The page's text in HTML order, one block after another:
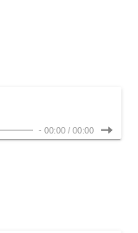
- 00:00 / 00:00